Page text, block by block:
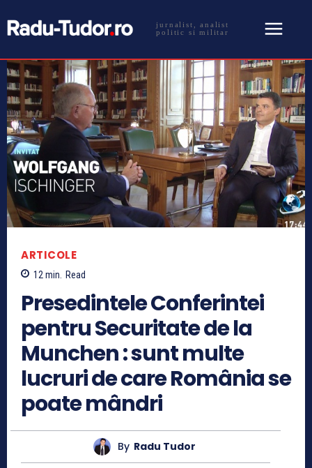
jurnalist, analist
politic si militar
ARTICOLE
12 min. Read
Presedintele Conferintei
pentru Securitate de la
Munchen : sunt multe
lucruri de care România se
poate mândri
By Radu Tudor